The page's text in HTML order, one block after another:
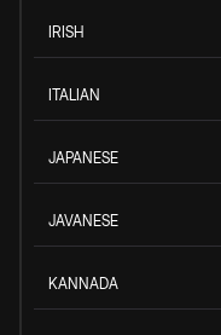
IRISH
ITALIAN
JAPANESE
JAVANESE
KANNADA